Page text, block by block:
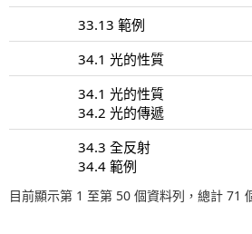
33.13 範例
34.1 光的性質
34.1 光的性質
34.2 光的傳遞
34.3 全反射
34.4 範例
目前顯示第 1 至第 50 個資料列，總計 71